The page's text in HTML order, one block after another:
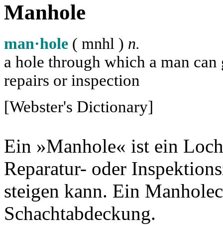
Manhole
man·hole ( mnhl ) n.
a hole through which a man
repairs or inspection
[Webster's Dictionary]
Ein »Manhole« ist ein
Reparatur- oder
steigen kann. Ein
Schachtabdeckung.